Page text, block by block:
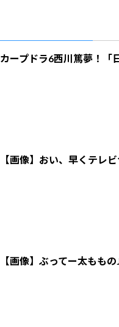
カープドラ6西川篤夢！「
【画像】おい、早くテ
【画像】ぶってー太もも